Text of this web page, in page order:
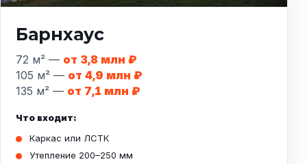
Барнхаус
72 м² — от 3,8 млн ₽
105 м² — от 4,9 млн ₽
135 м² — от 7,1 млн ₽
Что входит:
Каркас или ЛСТК
Утепление 200–250 мм